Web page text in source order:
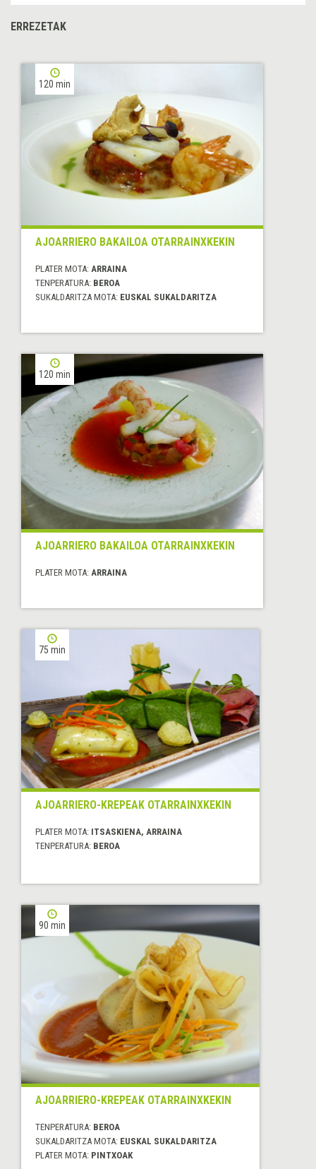
ERREZETAK
120 min
AJOARRIERO BAKAILOA OTARRAINXKEKIN
PLATER MOTA: ARRAINA
TENPERATURA: BEROA
SUKALDARITZA MOTA: EUSKAL SUKALDARITZA
120 min
AJOARRIERO BAKAILOA OTARRAINXKEKIN
PLATER MOTA: ARRAINA
75 min
AJOARRIERO-KREPEAK OTARRAINXKEKIN
PLATER MOTA: ITSASKIENA, ARRAINA
TENPERATURA: BEROA
90 min
AJOARRIERO-KREPEAK OTARRAINXKEKIN
TENPERATURA: BEROA
SUKALDARITZA MOTA: EUSKAL SUKALDARITZA
PLATER MOTA: PINTXOAK